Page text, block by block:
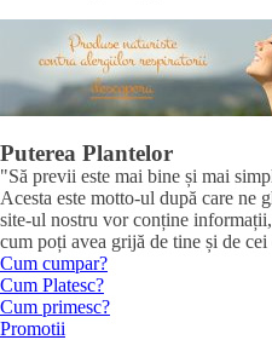
Puterea Plantelor
"Să previi este mai bine și mai
Acesta este motto-ul după care ne
site-ul nostru vor conține
cum poți avea grijă de tine și de cei
Cum cumpar?
Cum Platesc?
Cum primesc?
Promotii